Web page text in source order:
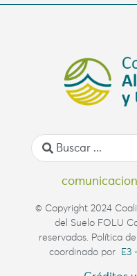
© Copyright 2024
del Suelo FOLU
reservados. Política
coordinado por E3